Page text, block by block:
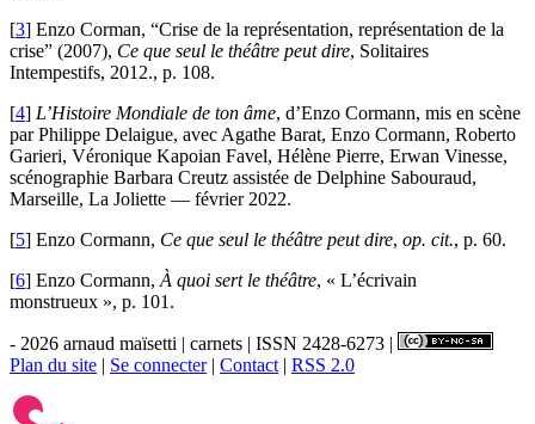
[3] Enzo Corman, “Crise de la représentation, représentation de la
crise” (2007), Ce que seul le théâtre peut dire, Solitaires
Intempestifs, 2012., p. 108.
[4] L’Histoire Mondiale de ton âme, d’Enzo Cormann, mis en scène
par Philippe Delaigue, avec Agathe Barat, Enzo Cormann, Roberto
Garieri, Véronique Kapoian Favel, Hélène Pierre, Erwan Vinesse,
scénographie Barbara Creutz assistée de Delphine Sabouraud,
Marseille, La Joliette — février 2022.
[5] Enzo Cormann, Ce que seul le théâtre peut dire, op. cit., p. 60.
[6] Enzo Cormann, À quoi sert le théâtre, « L’écrivain
monstrueux », p. 101.
- 2026 arnaud maïsetti | carnets | ISSN 2428-6273 |
Plan du site | Se connecter| Contact | RSS 2.0